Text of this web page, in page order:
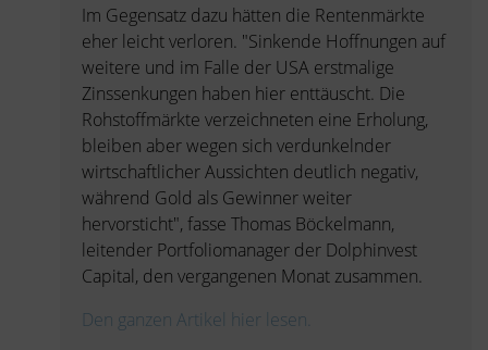
Im Gegensatz dazu hätten die Rentenmärkte
eher leicht verloren. "Sinkende Hoffnungen auf
weitere und im Falle der USA erstmalige
Zinssenkungen haben hier enttäuscht. Die
Rohstoffmärkte verzeichneten eine Erholung,
bleiben aber wegen sich verdunkelnder
wirtschaftlicher Aussichten deutlich negativ,
während Gold als Gewinner weiter
hervorsticht", fasse Thomas Böckelmann,
leitender Portfoliomanager der Dolphinvest
Capital, den vergangenen Monat zusammen.
Den ganzen Artikel hier lesen.